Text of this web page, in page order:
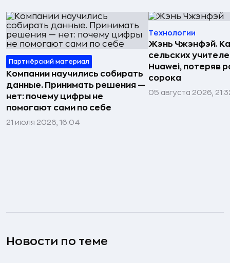
Партнёрский материал
Компании научились собирать
данные. Принимать решения —
нет: почему цифры не
помогают сами по себе
21 июля 2026, 16:04
Технологии
Жэнь Чжэнфэй.
сельских
Huawei, потеряв
сорока
05 августа 2026,
Новости по теме